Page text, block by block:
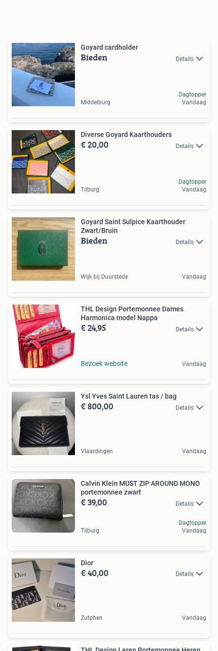
Goyard cardholder
Bieden Details
Middelburg
Dagtopper
Vandaag
Diverse Goyard Kaarthouders
€ 20,00 Details
Tilburg
Dagtopper
Vandaag
Goyard Saint Sulpice Kaarthouder
Zwart/Bruin
Bieden Details
Wijk bij Duurstede Vandaag
THL Design Portemonnee Dames
Harmonica model Nappa
€ 24,95 Details
Bezoek website Vandaag
Ysl Yves Saint Lauren tas / bag
€ 800,00 Details
Vlaardingen Vandaag
Calvin Klein MUST ZIP AROUND MONO
portemonnee zwart
€ 39,00 Details
Tilburg
Dagtopper
Vandaag
Dior
€ 40,00 Details
Zutphen Vandaag